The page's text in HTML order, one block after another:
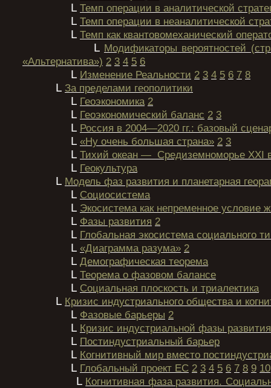
L Темп операции в аналитической
L Темп операции в неаналитической
L Темп как квантовомеханический
L Модификаторы вероятностей
«Альтернатива») 2 3 4 5 6
L Изменение Реальности 2 3 4 5 6 7 8
L За пределами геополитики
L Геоэкономика 2
L Геоэкономический баланс 2 3
L Россия в 2004—2020 гг.: базовый
L «Ну очень большая страна» 2 3
L Тихий океан — Средиземноморье XXI
L Геокультура
L Модель фаз развития и планетарная
L Социосистема
L Экосистема как непременное условие
L Фазы развития 2
L Глобальная экосистема социального
L «Диаграмма разума» 2
L Демографическая теорема
L Теорема о фазовом балансе
L Социальная плоскость и триалектика
L Кризис индустриального общества и
L Фазовые барьеры 2
L Кризис индустриальной фазы развития
L Постиндустриальный барьер
L Когнитивный мир вместо
L Глобальный проект ЕС 2 3 4 5 6 7 8 9 10
L Когнитивная фаза развития.